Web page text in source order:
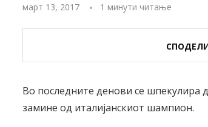
март 13, 2017 1 минути читање
Во последните денови се шпекулира
замине од италијанскиот шампион.